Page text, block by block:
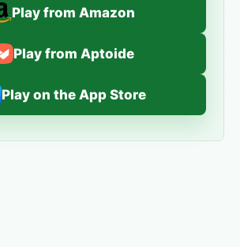
Play from Amazon
Play from Aptoide
Play on the App Store